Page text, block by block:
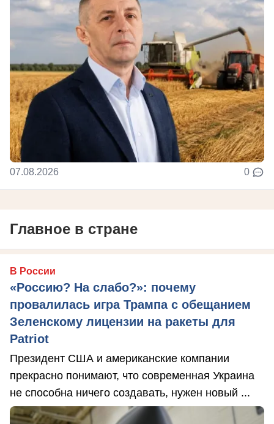
07.08.2026 0
Главное в стране
В России
«Россию? На слабо?»: почему
провалилась игра Трампа с обещанием
Зеленскому лицензии на ракеты для
Patriot
Президент США и американские компании
прекрасно понимают, что современная Украина
не способна ничего создавать, нужен новый ...